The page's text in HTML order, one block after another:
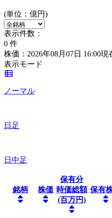
(単位：億円)
表示件数：
0 件
株価：2026年08月07日 16:00現
表示モード
ノーマル
日足
日中足
銘柄 株価
保有分
時価総額
(百万円)
保有